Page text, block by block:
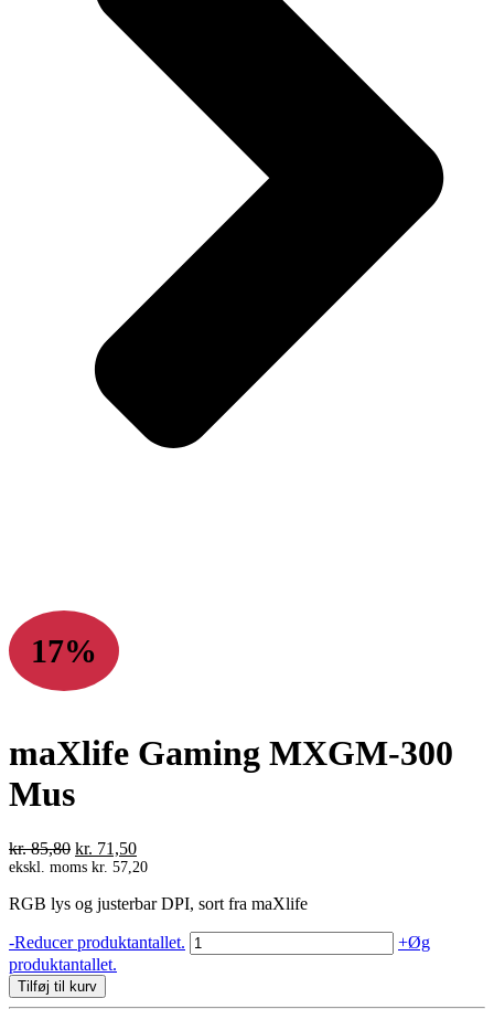
17%
maXlife Gaming MXGM-300
Mus
kr.85,80 Den
oprindelige
var:
kr. 71,50Den
aktuelle
er:
ekskl. moms kr. 57,20
RGB lys og justerbar DPI, sort fra maXlife
-Reducer produktantallet. maXlife
Gaming
+Øg
produktantallet.
Tilføj til kurv